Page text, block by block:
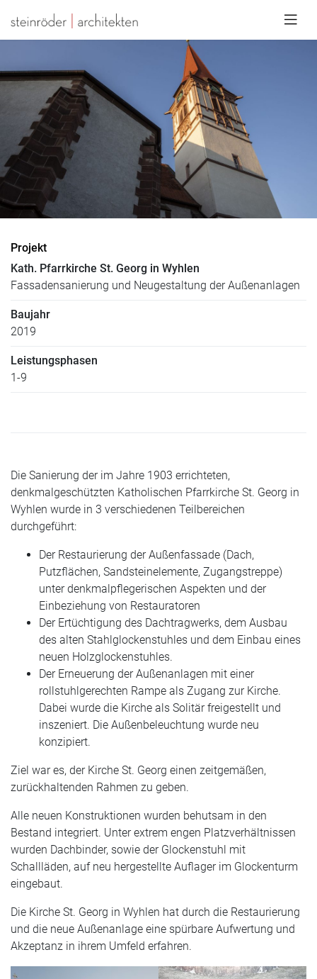
Projekt
Kath. Pfarrkirche St. Georg in Wyhlen
Fassadensanierung und Neugestaltung der Außenanlagen
Baujahr
2019
Leistungsphasen
1-9
Die Sanierung der im Jahre 1903 errichteten,
denkmalgeschützten Katholischen Pfarrkirche St. Georg in
Wyhlen wurde in 3 verschiedenen Teilbereichen
durchgeführt:
Der Restaurierung der Außenfassade (Dach,
Putzflächen, Sandsteinelemente, Zugangstreppe)
unter denkmalpflegerischen Aspekten und der
Einbeziehung von Restauratoren
Der Ertüchtigung des Dachtragwerks, dem Ausbau
des alten Stahlglockenstuhles und dem Einbau eines
neuen Holzglockenstuhles.
Der Erneuerung der Außenanlagen mit einer
rollstuhlgerechten Rampe als Zugang zur Kirche.
Dabei wurde die Kirche als Solitär freigestellt und
inszeniert. Die Außenbeleuchtung wurde neu
konzipiert.
Ziel war es, der Kirche St. Georg einen zeitgemäßen,
zurückhaltenden Rahmen zu geben.
Alle neuen Konstruktionen wurden behutsam in den
Bestand integriert. Unter extrem engen Platzverhältnissen
wurden Dachbinder, sowie der Glockenstuhl mit
Schallläden, auf neu hergestellte Auflager im Glockenturm
eingebaut.
Die Kirche St. Georg in Wyhlen hat durch die Restaurierung
und die neue Außenanlage eine spürbare Aufwertung und
Akzeptanz in ihrem Umfeld erfahren.